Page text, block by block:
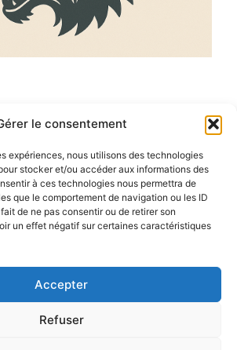
le consentement
expériences, nous utilisons des technologies
stocker et/ou accéder aux informations des
à ces technologies nous permettra de
que le comportement de navigation ou les ID
de ne pas consentir ou de retirer son
un effet négatif sur certaines caractéristiques
Accepter
Refuser
Calendrier
ICS
Calendrier Google
/ et un vendredi sur 2 parties de
de 20h, ouverture dès 19h